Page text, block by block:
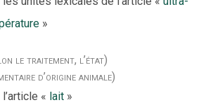
»
le traitement, l’état)
d’origine animale)
« lait »